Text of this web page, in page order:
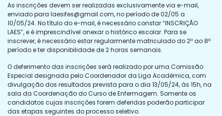
As inscrições devem ser realizadas exclusivamente via e-mail,
enviado para laesifes@gmail.com, no período de 02/05 a
10/05/24. No título do e-mail, é necessário constar “INSCRIÇÃO
LAES”, e é imprescindível anexar o histórico escolar. Para se
inscrever, é necessário estar regularmente matriculado do 2º ao 8º
período e ter disponibilidade de 2 horas semanais.
O deferimento das inscrições será realizado por uma Comissão
Especial designada pelo Coordenador da Liga Acadêmica, com
divulgação dos resultados prevista para o dia 13/05/24, às 15h, na
sala da Coordenação do Curso de Enfermagem. Somente os
candidatos cujas inscrições forem deferidas poderão participar
das etapas seguintes do processo seletivo.